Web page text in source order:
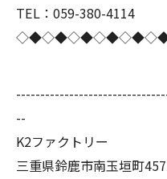
TEL：059-380-4114
--
K2ファクトリー
三重県鈴鹿市南玉垣町